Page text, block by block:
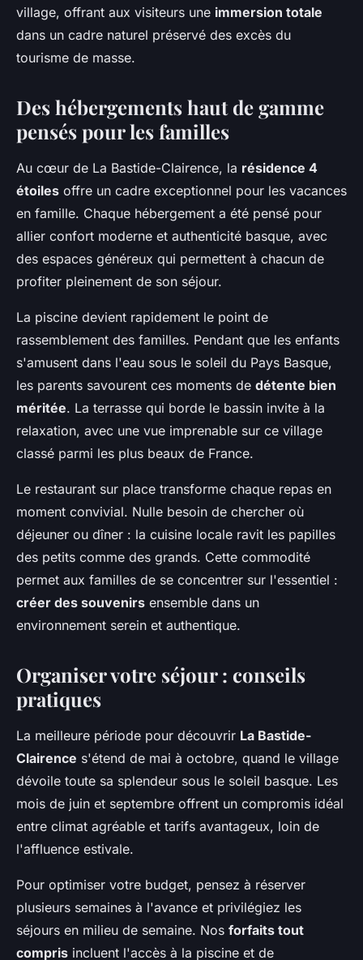
village, offrant aux visiteurs une immersion totale
dans un cadre naturel préservé des excès du
tourisme de masse.
Des hébergements haut de gamme
pensés pour les familles
Au cœur de La Bastide-Clairence, la résidence 4
étoiles offre un cadre exceptionnel pour les vacances
en famille. Chaque hébergement a été pensé pour
allier confort moderne et authenticité basque, avec
des espaces généreux qui permettent à chacun de
profiter pleinement de son séjour.
La piscine devient rapidement le point de
rassemblement des familles. Pendant que les enfants
s'amusent dans l'eau sous le soleil du Pays Basque,
les parents savourent ces moments de détente bien
méritée. La terrasse qui borde le bassin invite à la
relaxation, avec une vue imprenable sur ce village
classé parmi les plus beaux de France.
Le restaurant sur place transforme chaque repas en
moment convivial. Nulle besoin de chercher où
déjeuner ou dîner : la cuisine locale ravit les papilles
des petits comme des grands. Cette commodité
permet aux familles de se concentrer sur l'essentiel :
créer des souvenirs ensemble dans un
environnement serein et authentique.
Organiser votre séjour : conseils
pratiques
La meilleure période pour découvrir La Bastide-
Clairence s'étend de mai à octobre, quand le village
dévoile toute sa splendeur sous le soleil basque. Les
mois de juin et septembre offrent un compromis idéal
entre climat agréable et tarifs avantageux, loin de
l'affluence estivale.
Pour optimiser votre budget, pensez à réserver
plusieurs semaines à l'avance et privilégiez les
séjours en milieu de semaine. Nos forfaits tout
compris incluent l'accès à la piscine et de